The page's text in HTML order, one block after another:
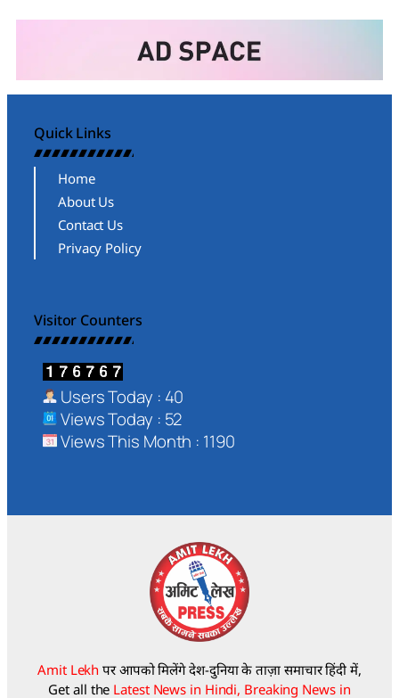
Quick Links
Home
About Us
Contact Us
Privacy Policy
Visitor Counters
Users Today : 40
Views Today : 52
Views This Month : 1190
Amit Lekh पर आपको मिलेंगे देश-दुनिया के ताज़ा समाचार हिंदी में,
Get all the Latest News in Hindi, Breaking News in